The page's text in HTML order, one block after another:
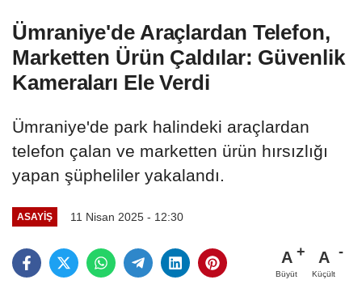
Ümraniye'de Araçlardan Telefon,
Marketten Ürün Çaldılar: Güvenlik
Kameraları Ele Verdi
Ümraniye'de park halindeki araçlardan
telefon çalan ve marketten ürün hırsızlığı
yapan şüpheliler yakalandı.
ASAYIŞ 11 Nisan 2025 - 12:30
A
Büyüt
A
Küçült